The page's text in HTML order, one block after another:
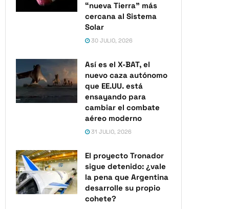
“nueva Tierra” más
cercana al Sistema
Solar
30 JULIO, 2026
Así es el X-BAT, el
nuevo caza autónomo
que EE.UU. está
ensayando para
cambiar el combate
aéreo moderno
31 JULIO, 2026
El proyecto Tronador
sigue detenido: ¿vale
la pena que Argentina
desarrolle su propio
cohete?